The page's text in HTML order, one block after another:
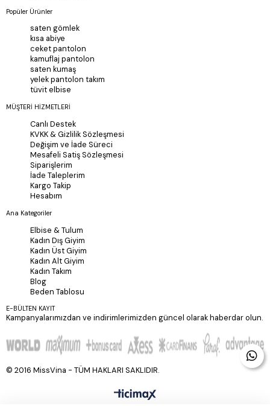
Popüler Ürünler
saten gömlek
kısa abiye
ceket pantolon
kamuflaj pantolon
saten kumaş
yelek pantolon takım
tüvit elbise
MÜŞTERİ HİZMETLERİ
Canlı Destek
KVKK & Gizlilik Sözleşmesi
Değişim ve İade Süreci
Mesafeli Satiş Sözleşmesi
Siparişlerim
İade Taleplerim
Kargo Takip
Hesabım
Ana Kategoriler
Elbise & Tulum
Kadın Dış Giyim
Kadın Üst Giyim
Kadın Alt Giyim
Kadın Takım
Blog
Beden Tablosu
E-BÜLTEN KAYIT
Kampanyalarımızdan ve indirimlerimizden güncel olarak haberdar olun.
© 2016 MissVina - TÜM HAKLARI SAKLIDIR.